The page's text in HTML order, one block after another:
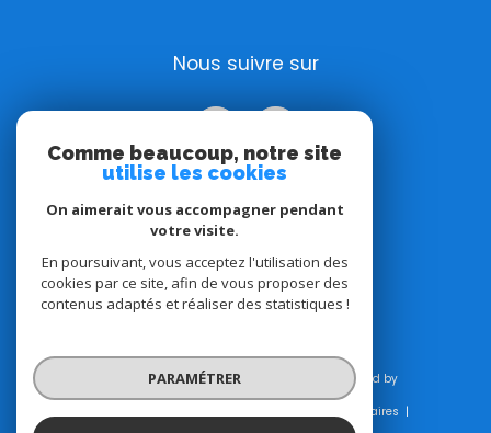
Nous suivre sur
© 2026 | Tous droits réservés | Traduction powered by
Google |
Honoraires
Cookies
Comme beaucoup, notre site
utilise les cookies
On aimerait vous accompagner pendant
votre visite.
En poursuivant, vous acceptez l'utilisation des
cookies par ce site, afin de vous proposer des
contenus adaptés et réaliser des statistiques !
PARAMÉTRER